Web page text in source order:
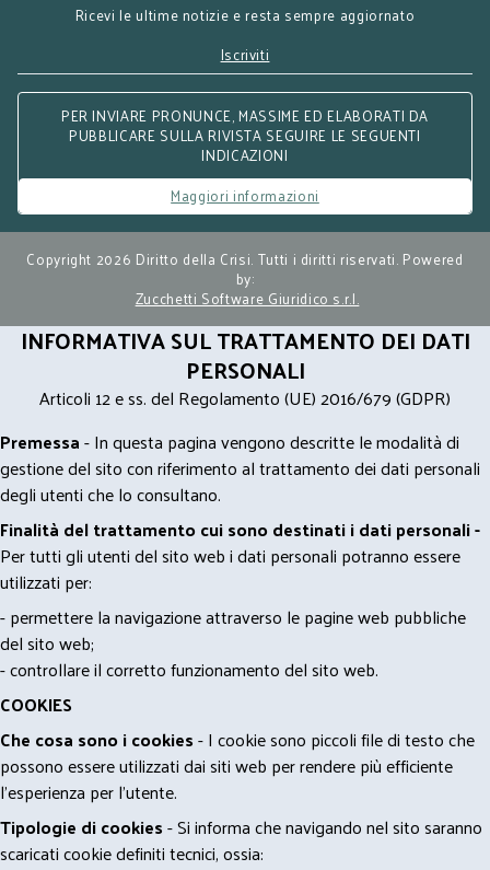
Ricevi le ultime notizie e resta sempre aggiornato
Iscriviti
PER INVIARE PRONUNCE, MASSIME ED ELABORATI DA
PUBBLICARE SULLA RIVISTA SEGUIRE LE SEGUENTI
INDICAZIONI
Maggiori informazioni
Copyright 2026 Diritto della Crisi. Tutti i diritti riservati. Powered
by:
Zucchetti Software Giuridico s.r.l.
INFORMATIVA SUL TRATTAMENTO DEI DATI
PERSONALI
Articoli 12 e ss. del Regolamento (UE) 2016/679 (GDPR)
Premessa- In questa pagina vengono descritte le modalità di
gestione del sito con riferimento al trattamento dei dati personali
degli utenti che lo consultano.
Finalità del trattamento cui sono destinati i dati personali -
Per tutti gli utenti del sito web i dati personali potranno essere
utilizzati per:
- permettere la navigazione attraverso le pagine web pubbliche
del sito web;
- controllare il corretto funzionamento del sito web.
COOKIES
Che cosa sono i cookies- I cookie sono piccoli file di testo che
possono essere utilizzati dai siti web per rendere più efficiente
l'esperienza per l'utente.
Tipologie di cookies- Si informa che navigando nel sito saranno
scaricati cookie definiti tecnici, ossia: